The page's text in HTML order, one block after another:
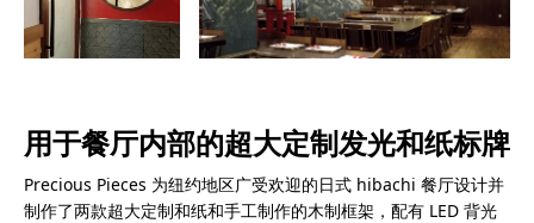
用于餐厅内部的超大定制发光和纸标牌
Precious Pieces 为纽约地区广受欢迎的日式 hibachi 餐厅设计并
制作了两款超大定制和纸和手工制作的木制框架，配有 LED 背光